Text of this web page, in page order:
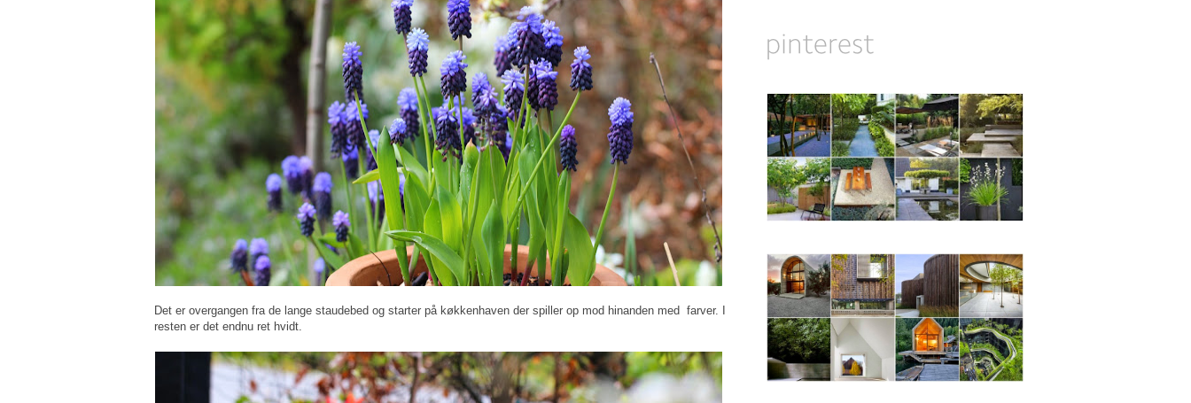
Det er overgangen fra de lange staudebed og starter på køkkenhaven der spiller op mod hinanden med farver. I
resten er det endnu ret hvidt.